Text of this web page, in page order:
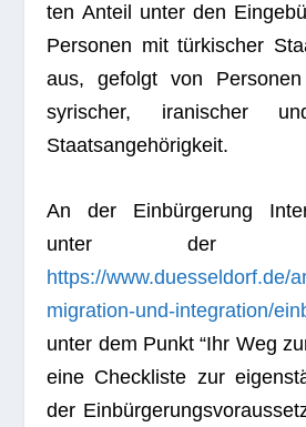
ten Anteil unter den
Per­so­nen mit tür­ki­scher
aus, gefolgt von
syri­scher, ira­ni­scher
Staatsangehörigkeit.
An der Ein­bür­ge­rung
unter der
https://www.duesseldorf.de/
migration-und-integration/
unter dem Punkt “Ihr Weg
eine Check­liste zur
der